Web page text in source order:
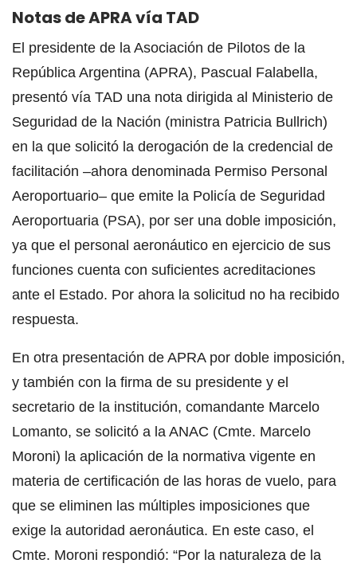
Notas de APRA vía TAD
El presidente de la Asociación de Pilotos de la
República Argentina (APRA), Pascual Falabella,
presentó vía TAD una nota dirigida al Ministerio de
Seguridad de la Nación (ministra Patricia Bullrich)
en la que solicitó la derogación de la credencial de
facilitación –ahora denominada Permiso Personal
Aeroportuario– que emite la Policía de Seguridad
Aeroportuaria (PSA), por ser una doble imposición,
ya que el personal aeronáutico en ejercicio de sus
funciones cuenta con suficientes acreditaciones
ante el Estado. Por ahora la solicitud no ha recibido
respuesta.
En otra presentación de APRA por doble imposición,
y también con la firma de su presidente y el
secretario de la institución, comandante Marcelo
Lomanto, se solicitó a la ANAC (Cmte. Marcelo
Moroni) la aplicación de la normativa vigente en
materia de certificación de las horas de vuelo, para
que se eliminen las múltiples imposiciones que
exige la autoridad aeronáutica. En este caso, el
Cmte. Moroni respondió: “Por la naturaleza de la